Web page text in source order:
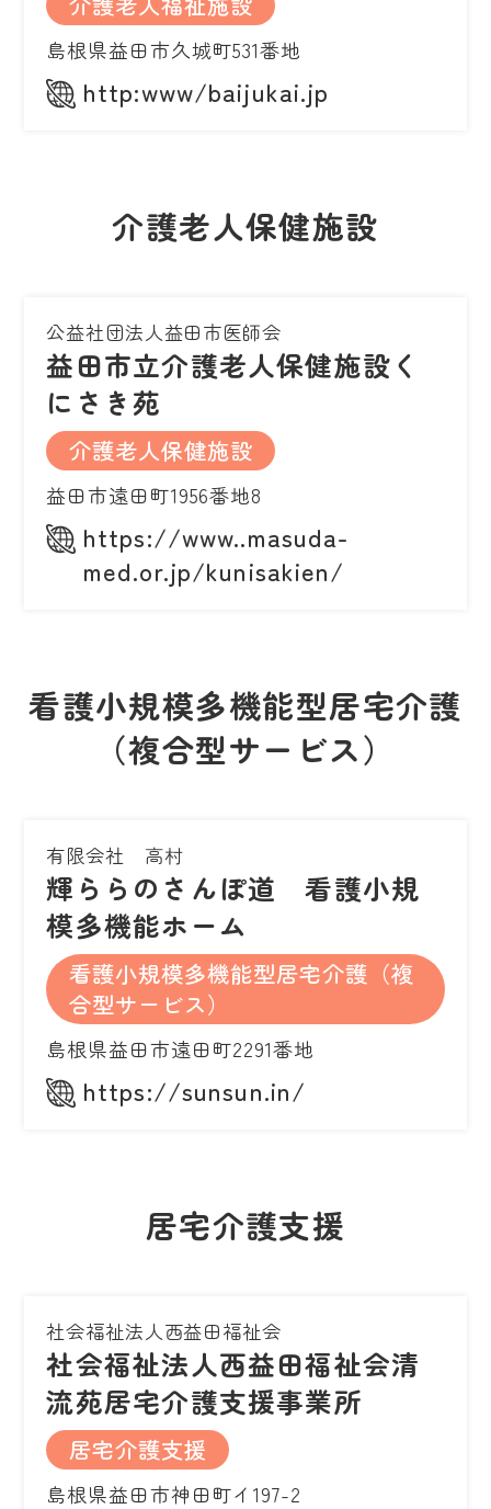
島根県益田市久城町531番地
http:www/baijukai.jp
介護老人保健施設
公益社団法人益田市医師会
益田市立介護老人保健施設く
にさき苑
介護老人保健施設
益田市遠田町1956番地8
https://www..masuda-
med.or.jp/kunisakien/
看護小規模多機能型居宅介護
（複合型サービス）
有限会社 高村
輝ららのさんぽ道 看護小規
模多機能ホーム
看護小規模多機能型居宅介護（複
合型サービス）
島根県益田市遠田町2291番地
https://sunsun.in/
居宅介護支援
社会福祉法人西益田福祉会
社会福祉法人西益田福祉会清
流苑居宅介護支援事業所
居宅介護支援
島根県益田市神田町イ197-2